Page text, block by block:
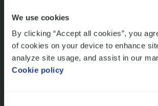
We use cookies
By clicking “Accept all cookies”, you
of cookies on your device to enhance
analyze site usage, and assist in our
Cookie policy
Ons sollicitatieproces